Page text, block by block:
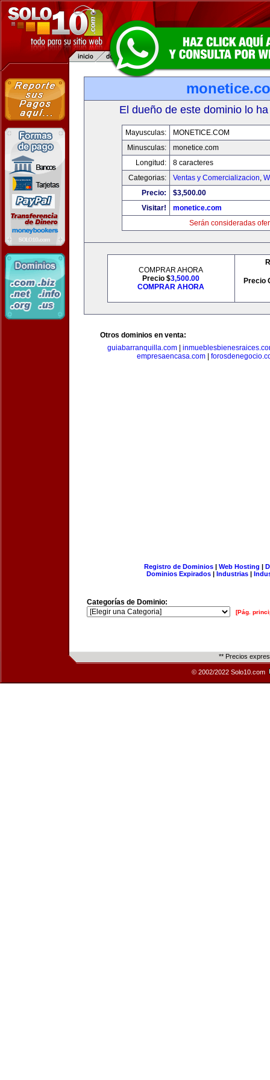
El dueño de este dominio lo
Mayusculas:
MONETICE.COM
Minusculas:
monetice.com
Longitud:
8 caracteres
Categorias:
Ventas y Comercializacion,
Precio:
$3,500.00
Visitar!
monetice.com
Serán consideradas
COMPRAR AHORA
Precio $3,500.00
COMPRAR AHORA
Precio
Otros dominios en venta:
guiabarranquilla.com|
empresaencasa.com|
Registro de Dominios| Web Hosting |
Dominios Expirados | Industrias |
Categorías de Dominio:
[Pág.
** Precios
© 2002/2022 Solo10.com